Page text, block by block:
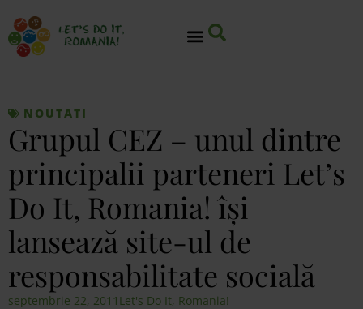
NOUTATI
Grupul CEZ – unul dintre
principalii parteneri Let’s
Do It, Romania! îşi
lansează site-ul de
responsabilitate socială
septembrie 22, 2011 Let's Do It, Romania!